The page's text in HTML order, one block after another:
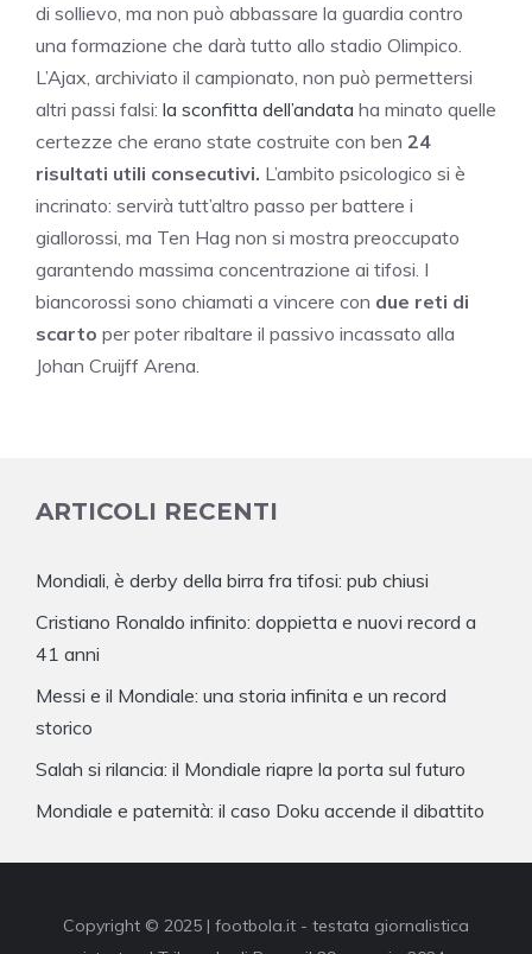
di sollievo, ma non può abbassare la guardia contro
una formazione che darà tutto allo stadio Olimpico.
L’Ajax, archiviato il campionato, non può permettersi
altri passi falsi: la sconfitta dell’andata ha minato quelle
certezze che erano state costruite con ben 24
risultati utili consecutivi. L’ambito psicologico si è
incrinato: servirà tutt’altro passo per battere i
giallorossi, ma Ten Hag non si mostra preoccupato
garantendo massima concentrazione ai tifosi. I
biancorossi sono chiamati a vincere con due reti di
scarto per poter ribaltare il passivo incassato alla
Johan Cruijff Arena.
ARTICOLI RECENTI
Mondiali, è derby della birra fra tifosi: pub chiusi
Cristiano Ronaldo infinito: doppietta e nuovi record a
41 anni
Messi e il Mondiale: una storia infinita e un record
storico
Salah si rilancia: il Mondiale riapre la porta sul futuro
Mondiale e paternità: il caso Doku accende il dibattito
Copyright © 2025 | footbola.it - testata giornalistica